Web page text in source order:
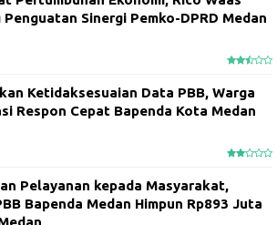
Sinergi Pemko-DPRD Medan
Ketidaksesuaian Data PBB, Warga
Respon Cepat Bapenda Kota Medan
Pelayanan kepada Masyarakat,
Bapenda Medan Himpun Rp893 Juta